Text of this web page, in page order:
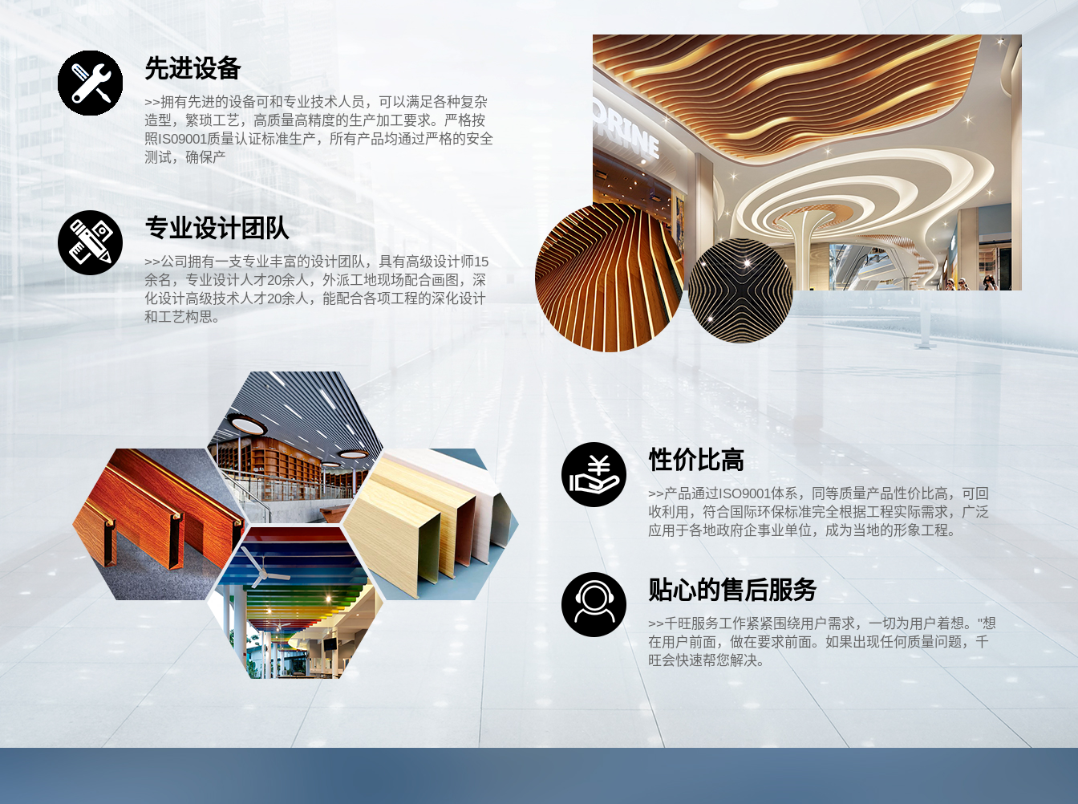
先进设备
>>拥有先进的设备可和专业技术人员，可以满足各种复杂
造型，繁琐工艺，高质量高精度的生产加工要求。严格按
照IS09001质量认证标准生产，所有产品均通过严格的安全
测试，确保产
专业设计团队
>>公司拥有一支专业丰富的设计团队，具有高级设计师15
余名，专业设计人才20余人，外派工地现场配合画图，深
化设计高级技术人才20余人，能配合各项工程的深化设计
和工艺构思。
性价比高
>>产品通过ISO9001体系，同等质量产品性价比高，可回
收利用，符合国际环保标准完全根据工程实际需求，广泛
应用于各地政府企事业单位，成为当地的形象工程。
贴心的售后服务​
>>千旺服务工作紧紧围绕用户需求，一切为用户着想。"想
在用户前面，做在要求前面。如果出现任何质量问题，千
旺会快速帮您解决。